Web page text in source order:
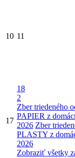
10 11
17
18
2
Zber triedeného
PAPIER z
2026 Zber
PLASTY z
2026
Zobraziť všetky